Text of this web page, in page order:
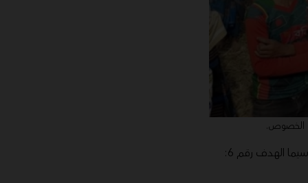
الخصوص.
وقد أراد المسؤولون أيضًا ضمان استيفاء المخيم لأهداف التنمية المستدامة العالمية (SDG)، ولا سيما الهدف رقم 6: